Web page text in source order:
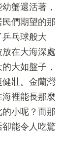
蟹還活著，
們期望的那
乓球般大
在大海深處
大如盤子，
壯。金蘭灣
裡能長那麼
小呢？而那
能令人吃驚